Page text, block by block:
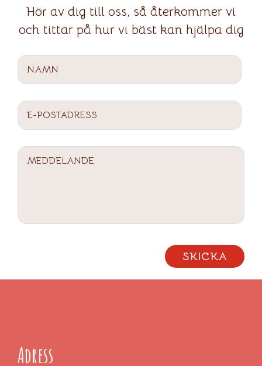
Hör av dig till oss, så återkommer vi
och tittar på hur vi bäst kan hjälpa dig
Adress